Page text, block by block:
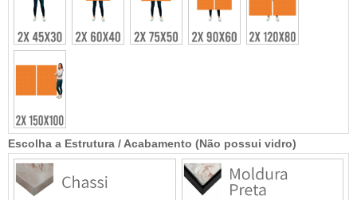
Escolha a Estrutura / Acabamento (Não possui vidro)